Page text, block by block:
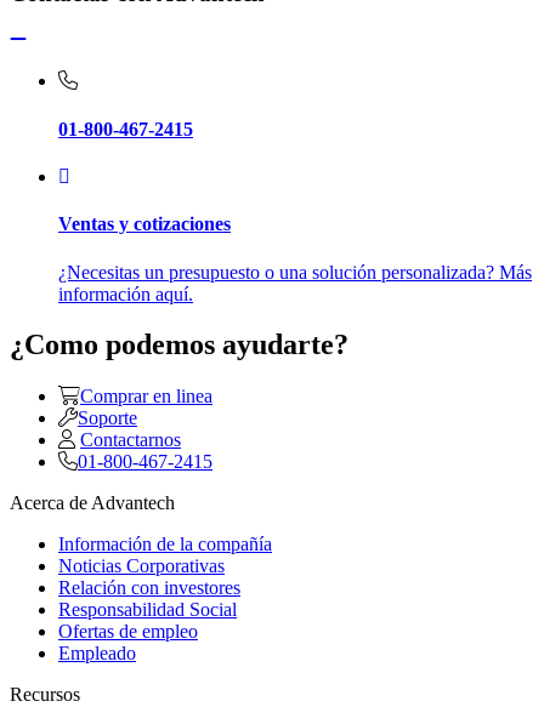
01-800-467-2415
Ventas y cotizaciones
¿Necesitas un presupuesto o una solución personalizada? Más
información aquí.
¿Como podemos ayudarte?
Comprar en linea
Soporte
Contactarnos
01-800-467-2415
Acerca de Advantech
Información de la compañía
Noticias Corporativas
Relación con investores
Responsabilidad Social
Ofertas de empleo
Empleado
Recursos